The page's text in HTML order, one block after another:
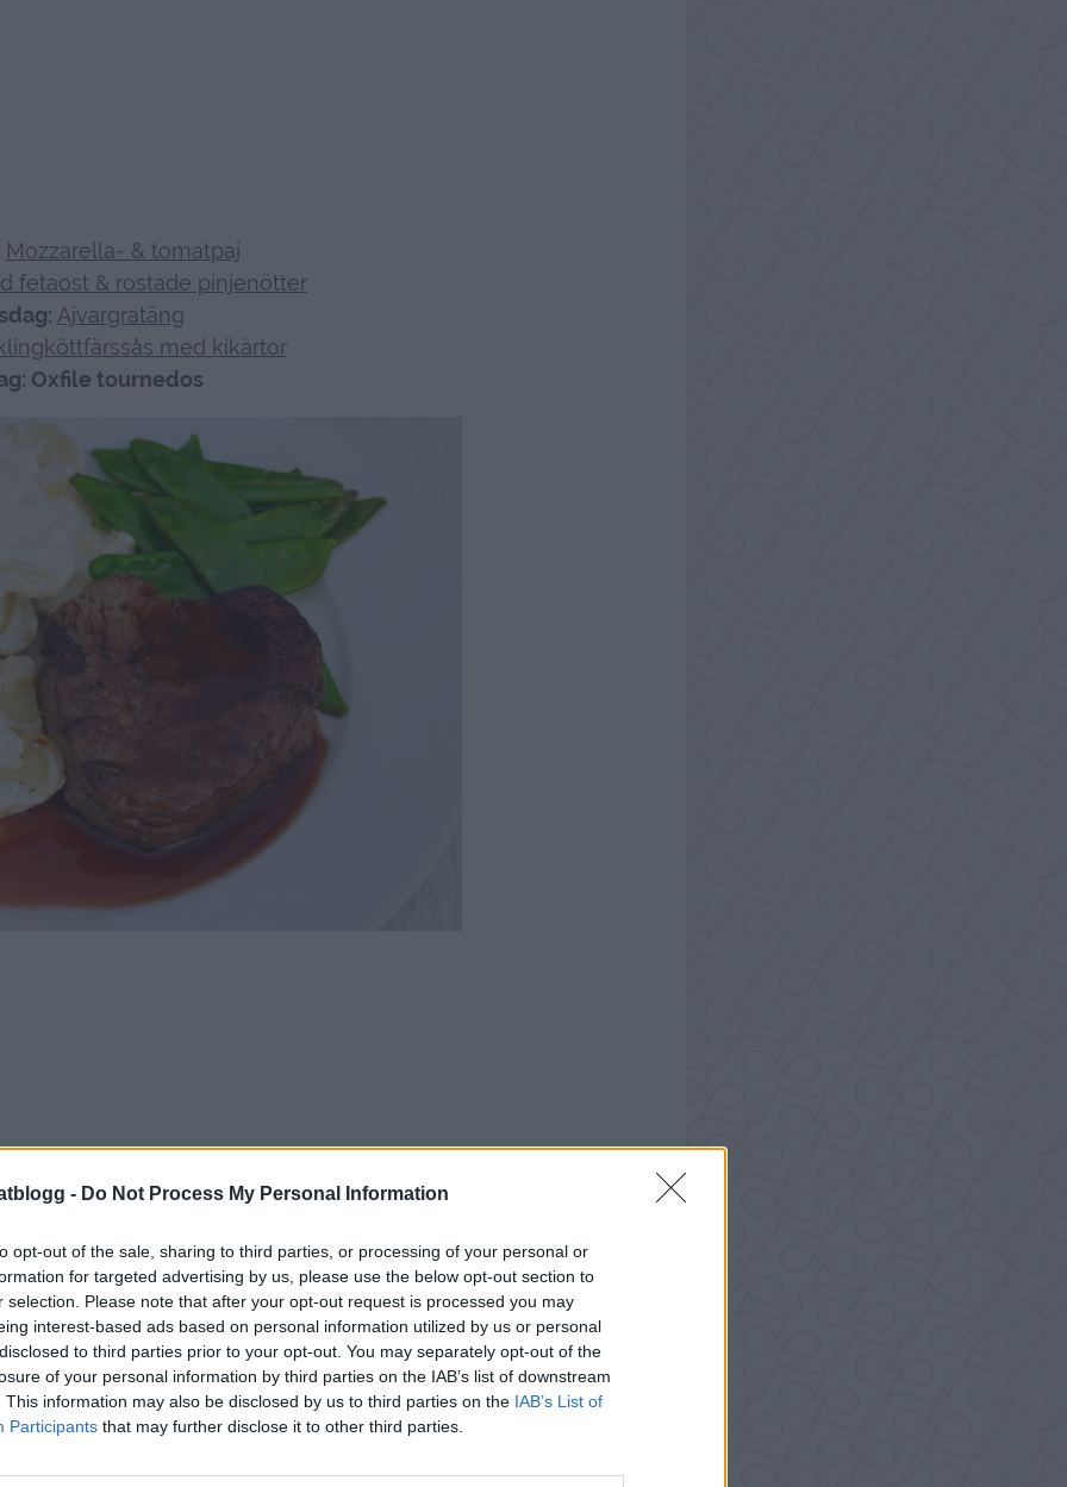
- Do Not Process My Personal Information
opt-out of the sale, sharing to third parties, or processing of your personal or
for targeted advertising by us, please use the below opt-out section to
selection. Please note that after your opt-out request is processed you may
interest-based ads based on personal information utilized by us or personal
to third parties prior to your opt-out. You may separately opt-out of the
of your personal information by third parties on the IAB’s list of downstream
This information may also be disclosed by us to third parties on the IAB’s List of
Participants that may further disclose it to other third parties.
Mozzarella- & tomatpaj
fetaost & rostade pinjenötter
Ajvargratäng
med kikärtor
Oxfile tournedos
4 personer:
oxfile ( mittdelen av filen)